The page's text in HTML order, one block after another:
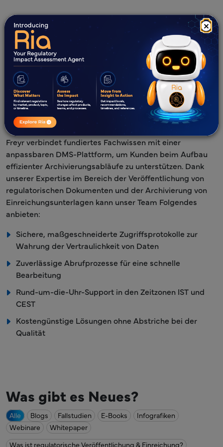
×
Archivierungsdienste für
regulatorische
Veröffentlichungen und
Einreichungen
Expertise Vorteile
Freyr verbindet fundiertes Fachwissen mit einer
anpassbaren DMS-Plattform, um Kunden beim Aufbau
effizienter Archivierungsabläufe zu unterstützen. Dank
unserer Expertise im Bereich der Veröffentlichung von
regulatorischen Dokumenten und der Archivierung von
Einreichungsunterlagen kann unser Team Folgendes
anbieten:
Sichere, maßgeschneiderte Zugriffsprotokolle zur
Wahrung der Vertraulichkeit von Daten
Zuverlässige Abrufprozesse für eine schnelle
Bearbeitung
Rund-um-die-Uhr-Support in den Zeitzonen IST und
CEST
Kostengünstige Lösungen ohne Abstriche bei der
Qualität
Was gibt es Neues?
Alle Blogs Fallstudien E-Books
Infografiken
Webinare
Whitepaper
Was ist regulatorische Veröffentlichung & Einreichung?